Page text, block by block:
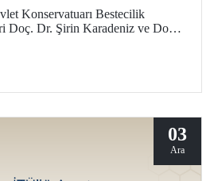
Konservatuarı Bestecilik
Doç. Dr. Şirin Karadeniz ve Doç.
analizini içeren “Güneşin
03
Ara